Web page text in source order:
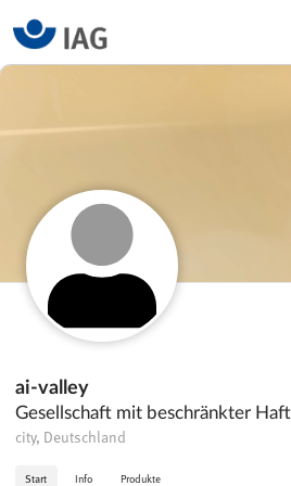
ai-valley
Gesellschaft mit beschränkter
city, Deutschland
Start Info Produkte